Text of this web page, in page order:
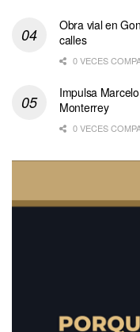
Obra vial en
calles
0 VECES
Impulsa
Monterrey
0 VECES